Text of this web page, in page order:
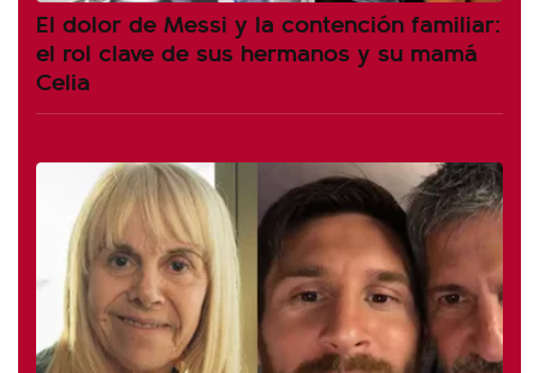
El dolor de Messi y la contención familiar:
el rol clave de sus hermanos y su mamá
Celia